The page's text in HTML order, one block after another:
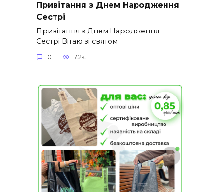
Привітання з Днем Народження
Сестрі
Привітання з Днем Народження
Сестрі Вітаю зі святом
0 7.2к.